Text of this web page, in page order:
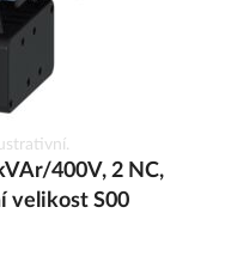
400V, 2 NC,
velikost S00